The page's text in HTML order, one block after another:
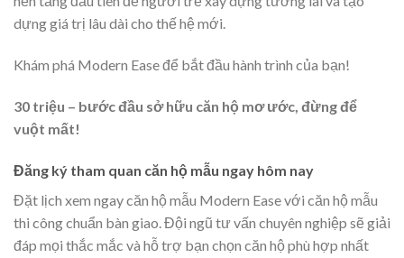
dựng giá trị lâu dài cho thế hệ mới.
Khám phá Modern Ease để bắt đầu hành trình của bạn!
30 triệu – bước đầu sở hữu căn hộ mơ ước, đừng để
vuột mất!
Đăng ký tham quan căn hộ mẫu ngay hôm nay
Đặt lịch xem ngay căn hộ mẫu Modern Ease với căn hộ mẫu
thi công chuẩn bàn giao. Đội ngũ tư vấn chuyên nghiệp sẽ giải
đáp mọi thắc mắc và hỗ trợ bạn chọn căn hộ phù hợp nhất